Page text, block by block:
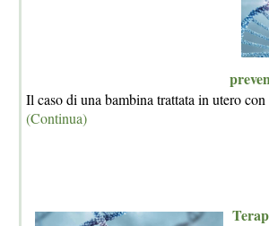
Il caso di una bambina trattata in utero
(Continua)